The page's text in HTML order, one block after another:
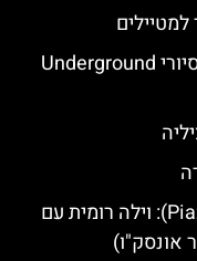
קטניה התחתית (אנדרגראונד) – סיורי Underground
פיאצה ארמרינה (Piazza Armerina): וילה רומית עם
אונסק"ו)